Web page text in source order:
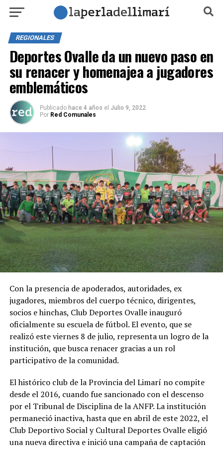
REGIONALES
Deportes Ovalle da un nuevo paso en
su renacer y homenajea a jugadores
emblemáticos
Publicado hace 4 años el Julio 9, 2022
Por Red Comunales
Con la presencia de apoderados, autoridades, ex
jugadores, miembros del cuerpo técnico, dirigentes,
socios e hinchas, Club Deportes Ovalle inauguró
oficialmente su escuela de fútbol. El evento, que se
realizó este viernes 8 de julio, representa un logro de la
institución, que busca renacer gracias a un rol
participativo de la comunidad.
El histórico club de la Provincia del Limarí no compite
desde el 2016, cuando fue sancionado con el descenso
por el Tribunal de Disciplina de la ANFP. La institución
permaneció inactiva, hasta que en abril de este 2022, el
Club Deportivo Social y Cultural Deportes Ovalle eligió
una nueva directiva e inició una campaña de captación